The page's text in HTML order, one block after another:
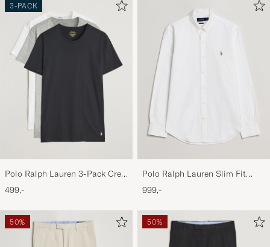
3-PACK
Polo Ralph Lauren 3-Pack Crew
Neck T-Shirt
White/Black/Andover Heather
499,-
Polo Ralph Lauren Slim Fit
Shirt Oxford White
999,-
50% 50%